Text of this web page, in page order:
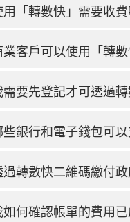
用「轉數快」需要收
業客戶可以使用「轉
需要先登記才可透過
些銀行和電子錢包可
過轉數快二維碼繳付
如何確認帳單的費用